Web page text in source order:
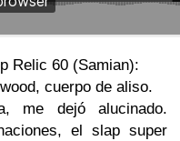
Relic 60 (Samian):
cuerpo de aliso.
me dejó alucinado.
el slap super